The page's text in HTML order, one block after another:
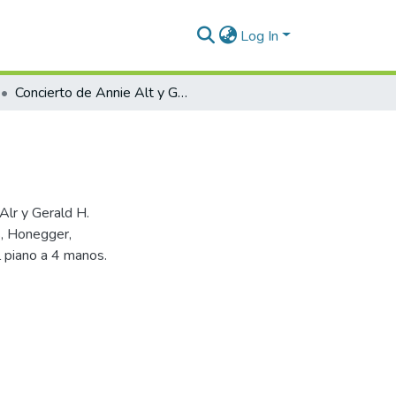
Log In
Concierto de Annie Alt y Gerald H. Stofsky
y Gerald H.
Honegger,
a 4 manos.